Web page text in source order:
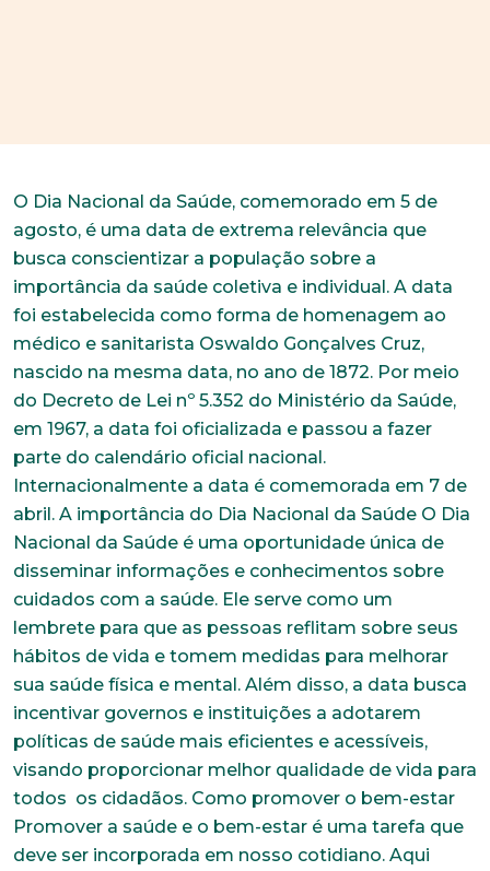
O Dia Nacional da Saúde, comemorado em 5 de
agosto, é uma data de extrema relevância que
busca conscientizar a população sobre a
importância da saúde coletiva e individual. A data
foi estabelecida como forma de homenagem ao
médico e sanitarista Oswaldo Gonçalves Cruz,
nascido na mesma data, no ano de 1872. Por meio
do Decreto de Lei nº 5.352 do Ministério da Saúde,
em 1967, a data foi oficializada e passou a fazer
parte do calendário oficial nacional.
Internacionalmente a data é comemorada em 7 de
abril. A importância do Dia Nacional da Saúde O Dia
Nacional da Saúde é uma oportunidade única de
disseminar informações e conhecimentos sobre
cuidados com a saúde. Ele serve como um
lembrete para que as pessoas reflitam sobre seus
hábitos de vida e tomem medidas para melhorar
sua saúde física e mental. Além disso, a data busca
incentivar governos e instituições a adotarem
políticas de saúde mais eficientes e acessíveis,
visando proporcionar melhor qualidade de vida para
todos os cidadãos. Como promover o bem-estar
Promover a saúde e o bem-estar é uma tarefa que
deve ser incorporada em nosso cotidiano. Aqui